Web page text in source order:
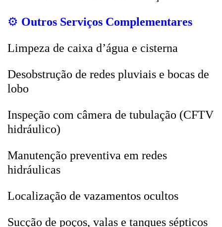
⚙️ Outros Serviços Complementares
Limpeza de caixa d’água e cisterna
Desobstrução de redes pluviais e bocas de
lobo
Inspeção com câmera de tubulação (CFTV
hidráulico)
Manutenção preventiva em redes
hidráulicas
Localização de vazamentos ocultos
Sucção de poços, valas e tanques sépticos